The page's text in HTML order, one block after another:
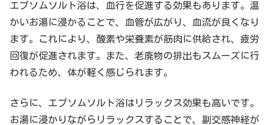
エプソムソルト浴は、血行を促進する効果もあります。温
かいお湯に浸かることで、血管が広がり、血流が良くなり
ます。これにより、酸素や栄養素が筋肉に供給され、疲労
回復が促進されます。また、老廃物の排出もスムーズに行
われるため、体が軽く感じられます。
さらに、エプソムソルト浴はリラックス効果も高いです。
お湯に浸かりながらリラックスすることで、副交感神経が